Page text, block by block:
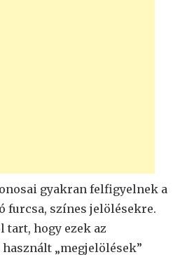
gyakran felfigyelnek a
furcsa, színes jelölésekre.
tart, hogy ezek az
„megjelölések”